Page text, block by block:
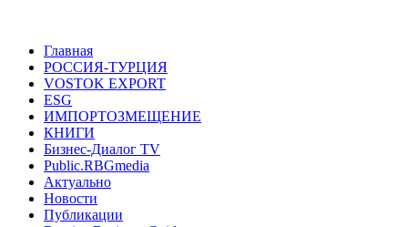
Главная
РОССИЯ-ТУРЦИЯ
VOSTOK EXPORT
ESG
ИМПОРТОЗМЕЩЕНИЕ
КНИГИ
Бизнес-Диалог TV
Public.RBGmedia
Актуально
Новости
Публикации